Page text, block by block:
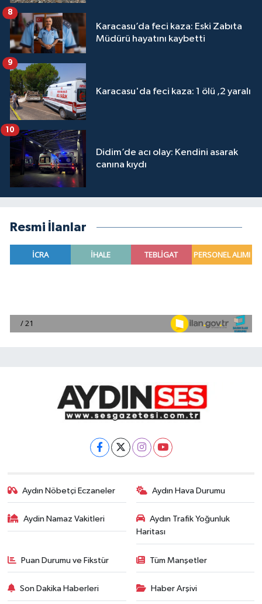
Karacasu’da feci kaza: Eski Zabıta
Müdürü hayatını kaybetti
8
Karacasu'da feci kaza: 1 ölü ,2 yaralı
9
Didim’de acı olay: Kendini asarak
canına kıydı
10
Resmi İlanlar
Aydın Nöbetçi Eczaneler Aydın Hava Durumu
Aydin Namaz Vakitleri
Aydın Trafik Yoğunluk
Haritası
Puan Durumu ve Fikstür Tüm Manşetler
Son Dakika Haberleri Haber Arşivi